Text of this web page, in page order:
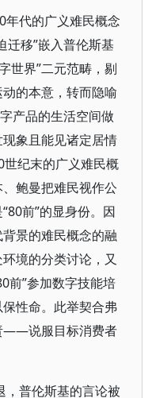
年代的广义难民概念
迁移”嵌入普伦斯基
世界”二元范畴，剔
的本意，转而隐喻
产品的生活空间做
象且能见诸定居情
纪末的广义难民概
鲍曼把难民视作公
前”的显身份。因
景的难民概念的融
境的分类讨论，又
前”参加数字技能培
性命。此举契合弗
——说服目标消费者
，普伦斯基的言论被